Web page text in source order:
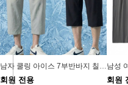
남자 쿨링 아이스 7부반바지 칠부 트레이닝 츄리닝 헬스 팬츠 등산 축구 런닝 7부바지
회원 전용
회원